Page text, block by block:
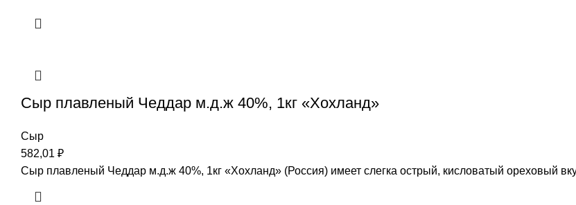
Сыр плавленый Чеддар м.д.ж 40%, 1кг «Хохланд»
Сыр
582,01 ₽
Сыр плавленый Чеддар м.д.ж 40%, 1кг «Хохланд» (Россия) имеет слегка острый, кисловатый ореховый